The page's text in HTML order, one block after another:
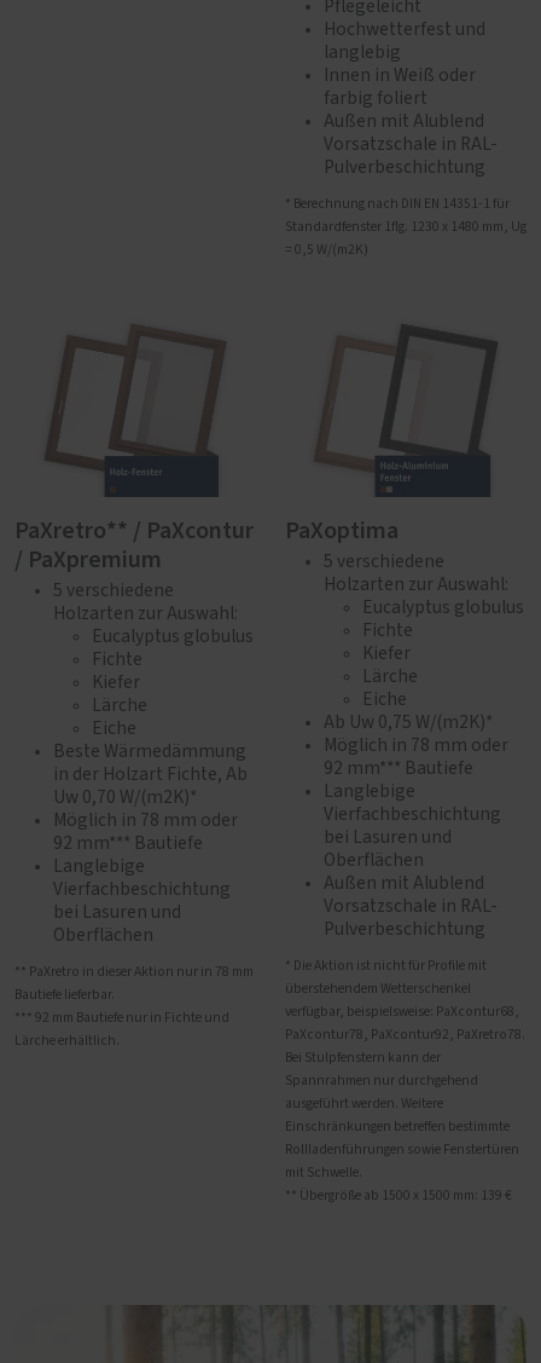
Pflegeleicht
Hochwetterfest und
langlebig
Innen in Weiß oder
farbig foliert
Außen mit Alublend
Vorsatzschale in RAL-
Pulverbeschichtung
* Berechnung nach DIN EN 14351-1 für
Standardfenster 1flg. 1230 x 1480 mm, Ug
= 0,5 W/(m2K)
PaXretro** / PaXcontur
/ PaXpremium
5 verschiedene
Holzarten zur Auswahl:
Eucalyptus globulus
Fichte
Kiefer
Lärche
Eiche
Beste Wärmedämmung
in der Holzart Fichte, Ab
Uw 0,70 W/(m2K)*
Möglich in 78 mm oder
92 mm*** Bautiefe
Langlebige
Vierfachbeschichtung
bei Lasuren und
Oberflächen
** PaXretro in dieser Aktion nur in 78 mm
Bautiefe lieferbar.
*** 92 mm Bautiefe nur in Fichte und
Lärche erhältlich.
PaXoptima
5 verschiedene
Holzarten zur Auswahl:
Eucalyptus globulus
Fichte
Kiefer
Lärche
Eiche
Ab Uw 0,75 W/(m2K)*
Möglich in 78 mm oder
92 mm*** Bautiefe
Langlebige
Vierfachbeschichtung
bei Lasuren und
Oberflächen
Außen mit Alublend
Vorsatzschale in RAL-
Pulverbeschichtung
* Die Aktion ist nicht für Profile mit
überstehendem Wetterschenkel
verfügbar, beispielsweise: PaXcontur68,
PaXcontur78, PaXcontur92, PaXretro78.
Bei Stulpfenstern kann der
Spannrahmen nur durchgehend
ausgeführt werden. Weitere
Einschränkungen betreffen bestimmte
Rollladenführungen sowie Fenstertüren
mit Schwelle.
** Übergröße ab 1500 x 1500 mm: 139 €